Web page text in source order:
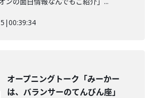
|00:39:34
オープニングトーク「みーかー
は、バランサーのてんびん座」